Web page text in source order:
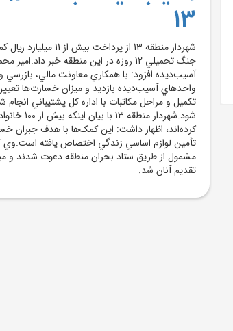
13
شهردار منطقه 13 از
جنگ تحميلي 12 روزه در اين منطقه خبر
آسيب‌ديده افزود: با همکاري معاونت مالي، بازرسي
واحدهاي آسيب‌ديده بازديد و ميزان خسارت‌ها
تکميل و مراحل مکاتبات با اداره کل پشتيباني انجام
کرده‌اند، اظهار داشت: اين کمک‌ها با هدف جبران
تأمين لوازم اساسي زندگي اختصاص يافته است.وي
مشمول از طريق ستاد بحران منطقه دعوت شدند و
تقديم آنان شد.